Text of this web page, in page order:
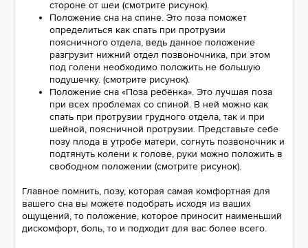
стороне от шеи (смотрите рисунок).
Положение сна на спине. Это поза поможет
определиться как спать при протрузии
поясничного отдела, ведь данное положение
разгрузит нижний отдел позвоночника, при этом
под голени необходимо положить не большую
подушечку. (смотрите рисунок).
Положение сна «Поза ребёнка». Это лучшая поза
при всех проблемах со спиной. В ней можно как
спать при протрузии грудного отдела, так и при
шейной, поясничной протрузии. Представьте себе
позу плода в утробе матери, согнуть позвоночник и
подтянуть колени к голове, руки можно положить в
свободном положении (смотрите рисунок).
Главное помнить, позу, которая самая комфортная для
вашего сна вы можете подобрать исходя из ваших
ощущений, то положение, которое приносит наименьший
дискомфорт, боль, то и подходит для вас более всего.